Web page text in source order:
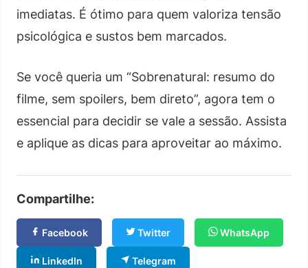
imediatas. É ótimo para quem valoriza tensão
psicológica e sustos bem marcados.
Se você queria um “Sobrenatural: resumo do
filme, sem spoilers, bem direto”, agora tem o
essencial para decidir se vale a sessão. Assista
e aplique as dicas para aproveitar ao máximo.
Compartilhe:
Facebook Twitter WhatsApp
LinkedIn Telegram